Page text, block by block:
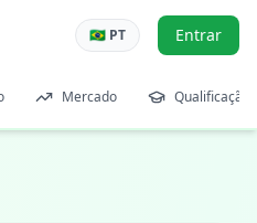
🇧🇷 PT Entrar
Mercado Qualificação